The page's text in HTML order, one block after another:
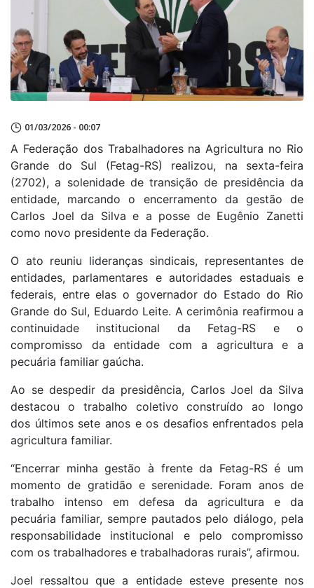
01/03/2026 - 00:07
A Federação dos Trabalhadores na Agricultura no Rio
Grande do Sul (Fetag-RS) realizou, na sexta-feira
(2702), a solenidade de transição de presidência da
entidade, marcando o encerramento da gestão de
Carlos Joel da Silva e a posse de Eugênio Zanetti
como novo presidente da Federação.
O ato reuniu lideranças sindicais, representantes de
entidades, parlamentares e autoridades estaduais e
federais, entre elas o governador do Estado do Rio
Grande do Sul, Eduardo Leite. A cerimônia reafirmou a
continuidade institucional da Fetag-RS e o
compromisso da entidade com a agricultura e a
pecuária familiar gaúcha.
Ao se despedir da presidência, Carlos Joel da Silva
destacou o trabalho coletivo construído ao longo
dos últimos sete anos e os desafios enfrentados pela
agricultura familiar.
“Encerrar minha gestão à frente da Fetag-RS é um
momento de gratidão e serenidade. Foram anos de
trabalho intenso em defesa da agricultura e da
pecuária familiar, sempre pautados pelo diálogo, pela
responsabilidade institucional e pelo compromisso
com os trabalhadores e trabalhadoras rurais”, afirmou.
Joel ressaltou que a entidade esteve presente nos